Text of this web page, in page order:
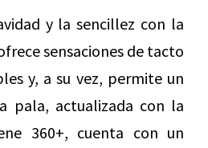
y la sencillez con la
sensaciones de tacto
y, a su vez, permite un
pala, actualizada con la
360+, cuenta con un